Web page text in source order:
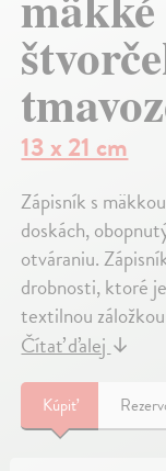
13 x 21 cm
Zápisník s
doskách,
otváraniu.
drobnosti, ktoré
textilnou
Čítať ďalej ↓
Kúpiť